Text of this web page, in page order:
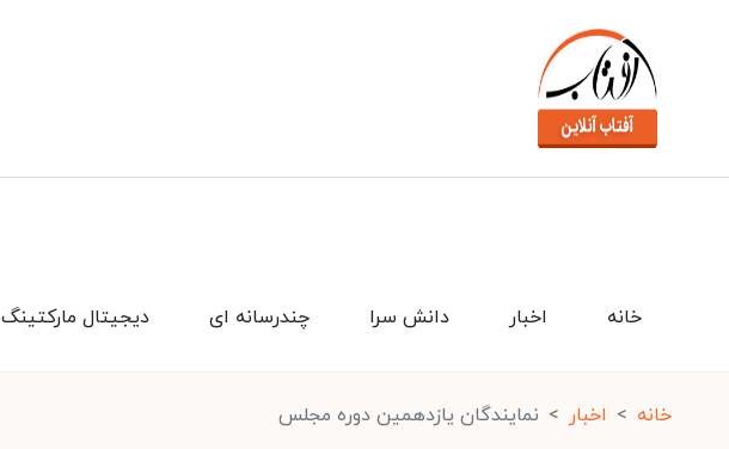
دیجیتال مارکتینگ چندرسانه ای دانش سرا اخبار خانه
خانه اخبار نمایندگان یازدهمین دوره مجلس